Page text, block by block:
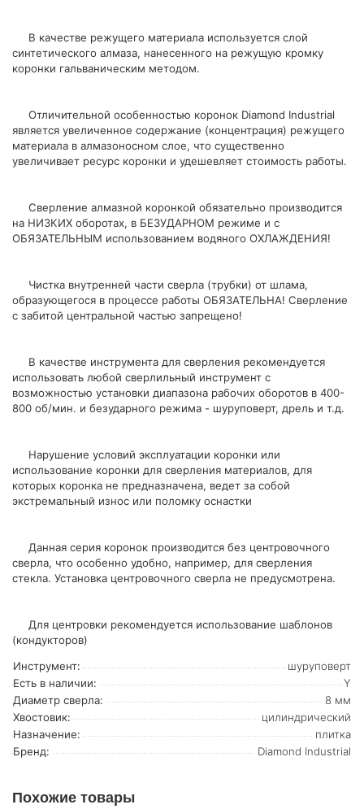
В качестве режущего материала используется слой
синтетического алмаза, нанесенного на режущую кромку
коронки гальваническим методом.
Отличительной особенностью коронок Diamond Industrial
является увеличенное содержание (концентрация) режущего
материала в алмазоносном слое, что существенно
увеличивает ресурс коронки и удешевляет стоимость работы.
Сверление алмазной коронкой обязательно производится
на НИЗКИХ оборотах, в БЕЗУДАРНОМ режиме и с
ОБЯЗАТЕЛЬНЫМ использованием водяного ОХЛАЖДЕНИЯ!
Чистка внутренней части сверла (трубки) от шлама,
образующегося в процессе работы ОБЯЗАТЕЛЬНА! Сверление
с забитой центральной частью запрещено!
В качестве инструмента для сверления рекомендуется
использовать любой сверлильный инструмент с
возможностью установки диапазона рабочих оборотов в 400-
800 об/мин. и безударного режима - шуруповерт, дрель и т.д.
Нарушение условий эксплуатации коронки или
использование коронки для сверления материалов, для
которых коронка не предназначена, ведет за собой
экстремальный износ или поломку оснастки
Данная серия коронок производится без центровочного
сверла, что особенно удобно, например, для сверления
стекла. Установка центровочного сверла не предусмотрена.
Для центровки рекомендуется использование шаблонов
(кондукторов)
Инструмент:
шуруповерт
Есть в наличии:
Y
Диаметр сверла:
8 мм
Хвостовик:
цилиндрический
Назначение:
плитка
Бренд:
Diamond Industrial
Похожие товары